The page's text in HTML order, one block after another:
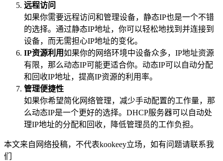
远程访问
如果你需要远程访问和管理设备，静态IP也是一个不错
的选择。通过静态IP地址，你可以轻松地找到并连接到
设备，而无需担心IP地址的变化。
IP资源利用如果你的网络环境中设备众多，IP地址资源
有限，那么动态IP可能更适合你。动态IP可以自动分配
和回收IP地址，提高IP资源的利用率。
管理便捷性
如果你希望简化网络管理，减少手动配置的工作量，那
么动态IP是一个更好的选择。DHCP服务器可以自动处
理IP地址的分配和回收，降低管理员的工作负担。
本文来自网络投稿，不代表kookeey立场，如有问题请联系我
们